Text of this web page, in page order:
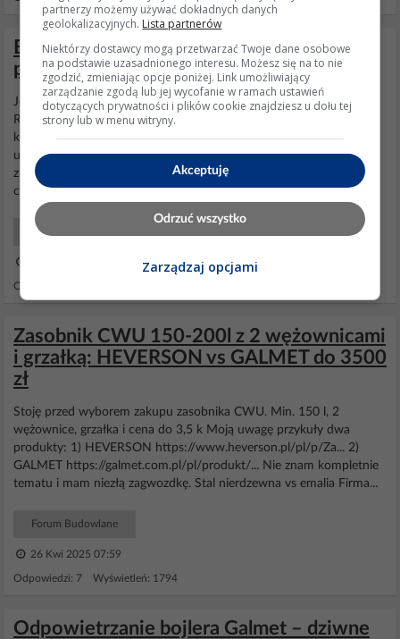
Buderus - za mały strumień przepływu
podczas odladzania
Jednak nie ma to żadnego wpływu na obieg wody grzewczej
Rozumiem, czyli brak wymiany anody nie ma nic wspólnego z
korozją w układzie CO. Chyba, że ww wymiennikGalmetzostał
użyty w całości jako bufor, a nie zasobnik CWU? Nie. To jest
zbiornik typowo CWU. Poza tym podaj jaki masz model tej
pompy
ciepła. Budersu Logatherm IDU W 14 E (powietrzna nie...
Systemy Grzewcze Użytkowy
Odpowiedzi: 73 Wyświetleń: 19254
Zasobnik CWU 150-200l z 2 wężownicami
i grzałką: HEVERSON vs GALMET do 3500
zł
Stoję przed wyborem zakupu zasobnika CWU. Min. 150 l, 2
wężownice, grzałka i cena do 3,5 k Moją uwagę przykuły dwa
produkty: 1) HEVERSON https://www.heverson.pl/pl/p/Za... 2)
GALMET https://galmet.com.pl/pl/produkt/... Nie znam kompletnie
tematu i mam niezłą zagwozdkę. Stal nierdzewna vs emalia Firma...
Forum Budowlane
26 Kwi 2025 07:59
Odpowiedzi: 7 Wyświetleń: 1794
Odpowietrzanie bojlera Galmet – dziwne
partnerzy możemy używać dokładnych danych
geolokalizacyjnych. Lista partnerów
Niektórzy dostawcy mogą przetwarzać Twoje dane osobowe
na podstawie uzasadnionego interesu. Możesz się na to nie
zgodzić, zmieniając opcje poniżej. Link umożliwiający
zarządzanie zgodą lub jej wycofanie w ramach ustawień
dotyczących prywatności i plików cookie znajdziesz u dołu tej
strony lub w menu witryny.
Akceptuję
Odrzuć wszystko
Zarządzaj opcjami